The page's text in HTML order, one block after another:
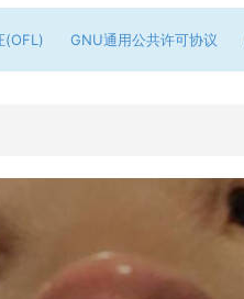
(OFL) GNU通用公共许可协议